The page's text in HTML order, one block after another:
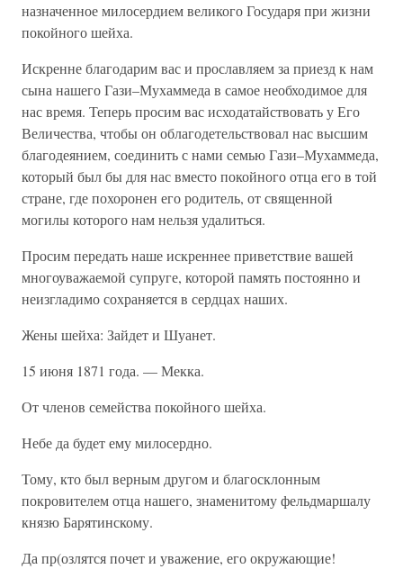
назначенное милосердием великого Государя при жизни
покойного шейха.
Искренне благодарим вас и прославляем за приезд к нам
сына нашего Гази–Мухаммеда в самое необходимое для
нас время. Теперь просим вас исходатайствовать у Его
Величества, чтобы он облагодетельствовал нас высшим
благодеянием, соединить с нами семью Гази–Мухаммеда,
который был бы для нас вместо покойного отца его в той
стране, где похоронен его родитель, от священной
могилы которого нам нельзя удалиться.
Просим передать наше искреннее приветствие вашей
многоуважаемой супруге, которой память постоянно и
неизгладимо сохраняется в сердцах наших.
Жены шейха: Зайдет и Шуанет.
15 июня 1871 года. — Мекка.
От членов семейства покойного шейха.
Небе да будет ему милосердно.
Тому, кто был верным другом и благосклонным
покровителем отца нашего, знаменитому фельдмаршалу
князю Барятинскому.
Да пр(озлятся почет и уважение, его окружающие!